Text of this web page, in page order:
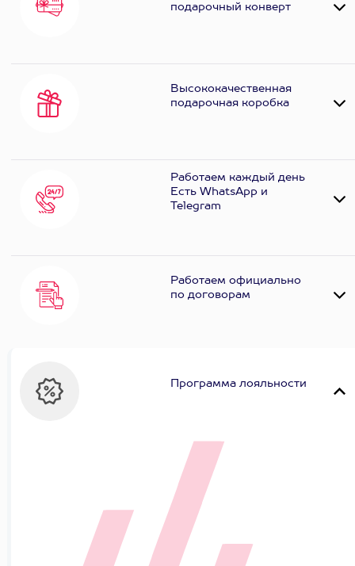
подарочный конверт
Высококачественная
подарочная коробка
Работаем каждый день
Есть WhatsApp и
Telеgram
Работаем официально
по договорам
Программа лояльности